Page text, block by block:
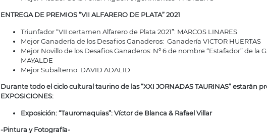
ENTREGA DE PREMIOS “VII ALFARERO DE PLATA” 2021
Triunfador “VII certamen Alfarero de Plata 2021”: MARCOS LINARES
Mejor Ganadería de los Desafios Ganaderos: Ganadería VICTOR HUERTAS
Mejor Novillo de los Desafios Ganaderos: Nº 6 de nombre “Estafador” de la
MAYALDE
Mejor Subalterno: DAVID ADALID
Durante todo el ciclo cultural taurino de las “XXI JORNADAS TAURINAS” estarán
EXPOSICIONES:
Exposición: “Tauromaquias”: Víctor de Blanca & Rafael Villar
-Pintura y Fotografía-